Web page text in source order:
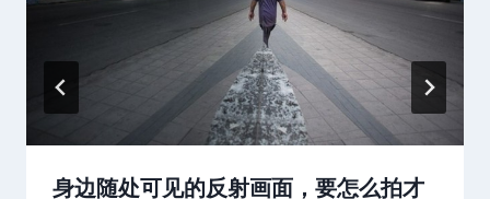
身边随处可见的反射画面，要怎么拍才